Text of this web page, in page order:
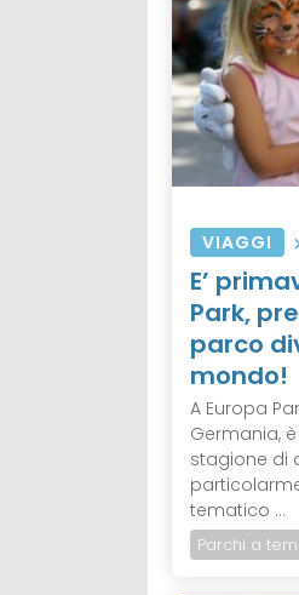
VIAGGI
E’
Park,
parco
mondo!
A Europa
Germania,
stagione di
tematico ...
Parchi a